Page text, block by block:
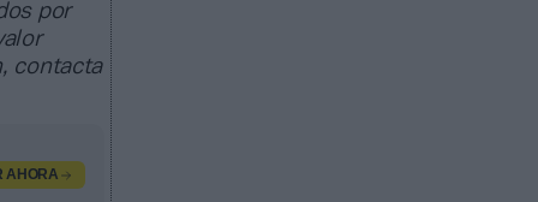
por
contacta
AHORA